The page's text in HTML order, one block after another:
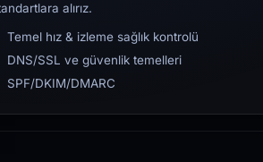
alırız.
Temel hız & izleme sağlık kontrolü
DNS/SSL ve güvenlik temelleri
SPF/DKIM/DMARC